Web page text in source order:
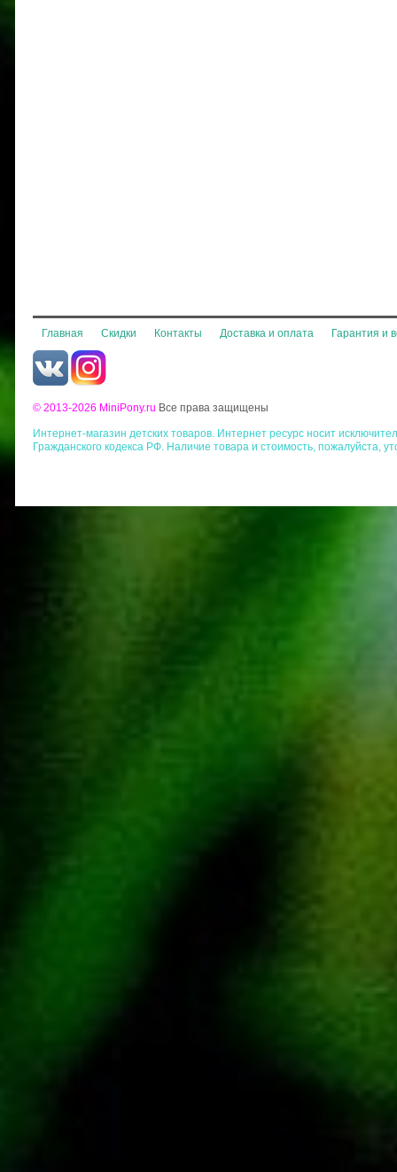
Главная Скидки Контакты Доставка и оплата Гарантия и
© 2013-2026 MiniPony.ru Все права защищены
Интернет-магазин детских товаров. Интернет ресурс носит
Гражданского кодекса РФ. Наличие товара и стоимость, пожалуйста,